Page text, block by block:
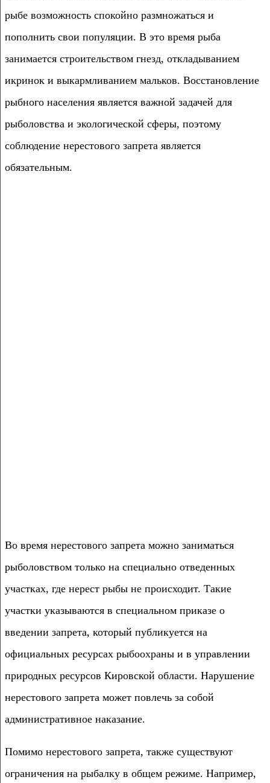
рыбе возможность спокойно размножаться и
пополнить свои популяции. В это время рыба
занимается строительством гнезд, откладыванием
икринок и выкармливанием мальков. Восстановление
рыбного населения является важной задачей для
рыболовства и экологической сферы, поэтому
соблюдение нерестового запрета является
обязательным.
Во время нерестового запрета можно заниматься
рыболовством только на специально отведенных
участках, где нерест рыбы не происходит. Такие
участки указываются в специальном приказе о
введении запрета, который публикуется на
официальных ресурсах рыбоохраны и в управлении
природных ресурсов Кировской области. Нарушение
нерестового запрета может повлечь за собой
административное наказание.
Помимо нерестового запрета, также существуют
ограничения на рыбалку в общем режиме. Например,